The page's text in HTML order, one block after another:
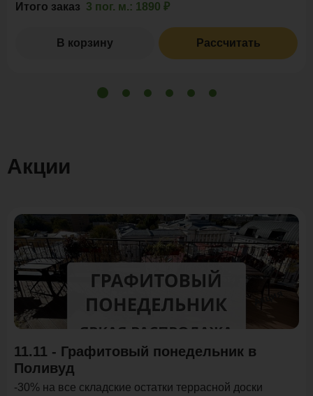
Итого заказ 3 пог. м.: 1890 ₽
В корзину Рассчитать
Акции
Акция
11.11 - Графитовый понедельник в
Поливуд
-30% на все складские остатки террасной доски